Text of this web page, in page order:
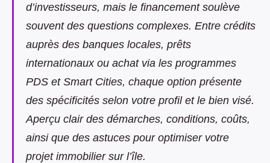
d’investisseurs, mais le financement soulève
souvent des questions complexes. Entre crédits
auprès des banques locales, prêts
internationaux ou achat via les programmes
PDS et Smart Cities, chaque option présente
des spécificités selon votre profil et le bien visé.
Aperçu clair des démarches, conditions, coûts,
ainsi que des astuces pour optimiser votre
projet immobilier sur l’île.